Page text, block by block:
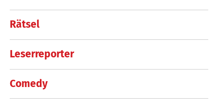
Rätsel
Leserreporter
Comedy